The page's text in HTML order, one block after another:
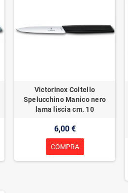
Victorinox Coltello
Spelucchino Manico nero
lama liscia cm. 10
6,00 €
COMPRA